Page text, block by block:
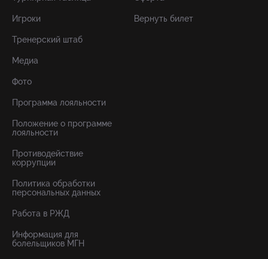
Игроки
Тренерский штаб
Медиа
Фото
Программа лояльности
Положение о программе
лояльности
Противодействие
коррупции
Политика обработки
персональных данных
Работа в РЖД
Информация для
болельщиков МГН
Вернуть билет